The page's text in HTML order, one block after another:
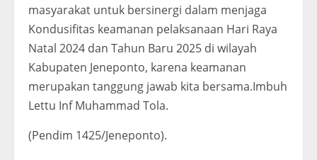
masyarakat untuk bersinergi dalam menjaga
Kondusifitas keamanan pelaksanaan Hari Raya
Natal 2024 dan Tahun Baru 2025 di wilayah
Kabupaten Jeneponto, karena keamanan
merupakan tanggung jawab kita bersama.Imbuh
Lettu Inf Muhammad Tola.
(Pendim 1425/Jeneponto).